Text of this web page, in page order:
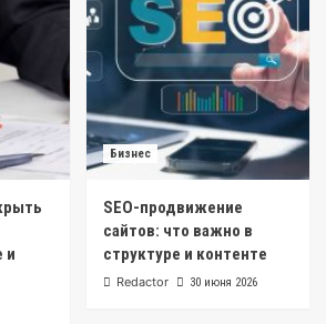
и
Бизнес
SEO-продвижение
сайтов: что важно в
структуре и контенте
Redactor 30 июня 2026